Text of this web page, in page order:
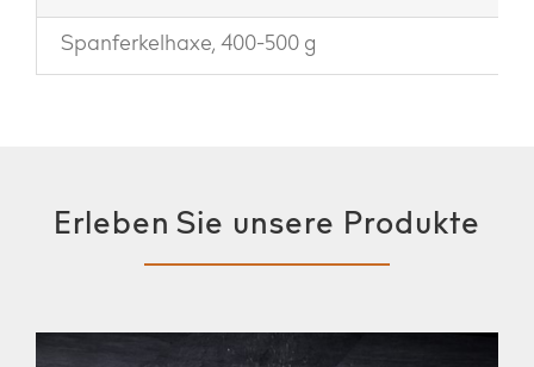
Spanferkelhaxe, 400-500 g
Erleben Sie unsere Produkte